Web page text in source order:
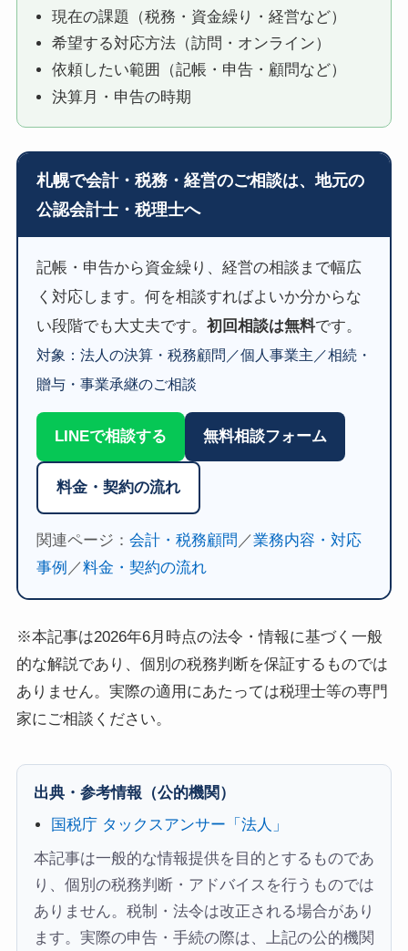
現在の課題（税務・資金繰り・経営など）
希望する対応方法（訪問・オンライン）
依頼したい範囲（記帳・申告・顧問など）
決算月・申告の時期
札幌で会計・税務・経営のご相談は、地元の
公認会計士・税理士へ
記帳・申告から資金繰り、経営の相談まで幅広
く対応します。何を相談すればよいか分からな
い段階でも大丈夫です。 初回相談は無料です。
対象：法人の決算・税務顧問／個人事業主／相続・
贈与・事業承継のご相談
LINEで相談する 無料相談フォーム
料金・契約の流れ
関連ページ： 会計・税務顧問 ／業務内容・対応
事例 ／料金・契約の流れ
※本記事は2026年6月時点の法令・情報に基づく一般
的な解説であり、個別の税務判断を保証するものでは
ありません。実際の適用にあたっては税理士等の専門
家にご相談ください。
出典・参考情報（公的機関）
国税庁 タックスアンサー「法人」
本記事は一般的な情報提供を目的とするものであ
り、個別の税務判断・アドバイスを行うものでは
ありません。税制・法令は改正される場合があり
ます。実際の申告・手続の際は、上記の公的機関